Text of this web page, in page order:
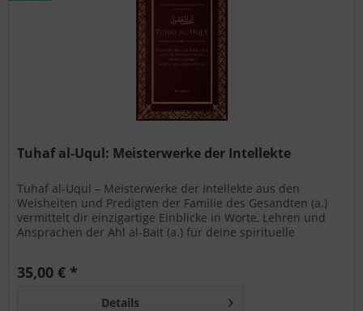
Tuhaf al-Uqul: Meisterwerke der Intellekte
Tuhaf al-Uqul – Meisterwerke der Intellekte aus den
Weisheiten und Predigten der Familie des Gesandten (a.)
vermittelt dir einzigartige Einblicke in Worte, Lehren und
Ansprachen der Ahl al-Bait (a.) für deine spirituelle
35,00 € *
Details